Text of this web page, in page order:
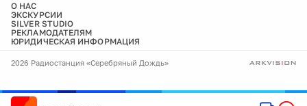
О НАС
ЭКСКУРСИИ
SILVER STUDIO
РЕКЛАМОДАТЕЛЯМ
ЮРИДИЧЕСКАЯ ИНФОРМАЦИЯ
2026 Радиостанция «Серебряный Дождь»